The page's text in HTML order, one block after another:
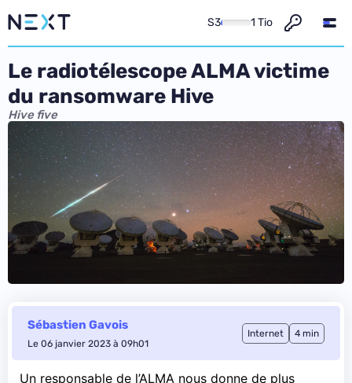
S3 1 Tio
Le radiotélescope ALMA victime
du ransomware Hive
Hive five
Sébastien Gavois
Le 06 janvier 2023 à 09h01
Internet 4 min
Un responsable de l’ALMA nous donne de plus